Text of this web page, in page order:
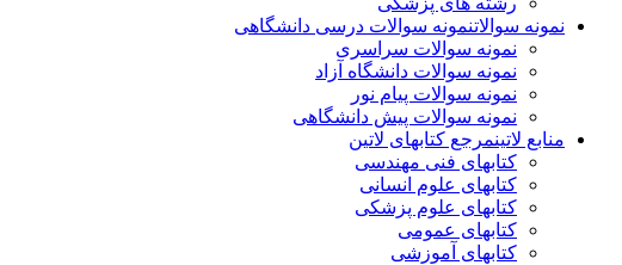
نمونه سوالاتنمونه سوالات درسی دانشگاهی
نمونه سوالات سراسری
نمونه سوالات دانشگاه آزاد
نمونه سوالات پیام نور
نمونه سوالات پیش دانشگاهی
منابع لاتینمرجع کتابهای لاتین
کتابهای فنی مهندسی
کتابهای علوم انسانی
کتابهای علوم پزشکی
کتابهای عمومی
کتابهای آموزشی